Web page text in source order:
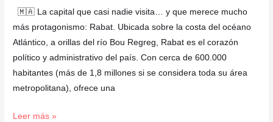
🇲🇦 La capital que casi nadie visita… y que merece mucho
más protagonismo: Rabat. Ubicada sobre la costa del océano
Atlántico, a orillas del río Bou Regreg, Rabat es el corazón
político y administrativo del país. Con cerca de 600.000
habitantes (más de 1,8 millones si se considera toda su área
metropolitana), ofrece una
incluye
en
su
itinerario
por
Marruecos…
es
Leer más »